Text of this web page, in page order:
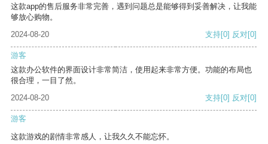
这款app的售后服务非常完善，遇到问题总是能够得到妥善解决，让我能
够放心购物。
2024-08-20
支持[0] 反对[0]
游客
这款办公软件的界面设计非常简洁，使用起来非常方便。功能的布局也
很合理，一目了然。
2024-08-20
支持[0] 反对[0]
游客
这款游戏的剧情非常感人，让我久久不能忘怀。